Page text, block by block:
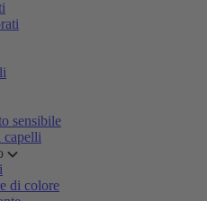
sensibile
capelli
di colore